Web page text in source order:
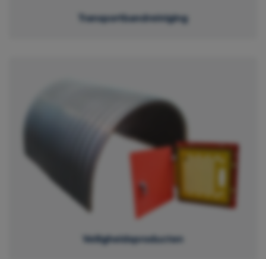
Transportbandreiniging
Veiligheidsproducten